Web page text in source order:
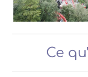
Ce